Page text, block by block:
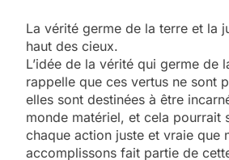
La vérité germe de la terre et la
haut des cieux.
L’idée de la vérité qui germe de
rappelle que ces vertus ne sont
elles sont destinées à être
monde matériel, et cela pourrait
chaque action juste et vraie que
accomplissons fait partie de